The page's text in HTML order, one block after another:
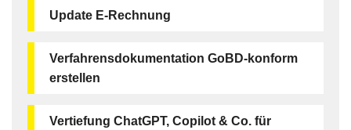
Update E-Rechnung
Verfahrensdokumentation GoBD-konform
erstellen
Vertiefung ChatGPT, Copilot & Co. für